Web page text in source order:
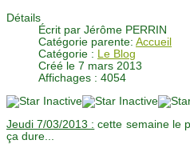
Détails
Écrit par Jérôme PERRIN
Catégorie parente: Accueil
Catégorie : Le Blog
Créé le 7 mars 2013
Affichages : 4054
Jeudi 7/03/2013 : cette semaine le
ça dure...